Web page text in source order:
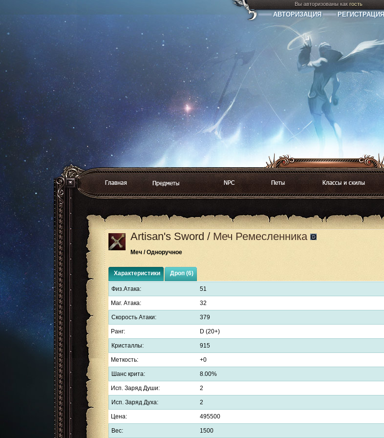
Вы авторизованы как гость
АВТОРИЗАЦИЯ РЕГИСТРАЦИЯ
Artisan's Sword / Меч Ремесленника
Меч / Одноручное
Характеристики Дроп (6)
Физ.Атака: 51
Маг. Атака: 32
Скорость Атаки: 379
Ранг: D (20+)
Кристаллы: 915
Меткость: +0
Шанс крита: 8.00%
Исп. Заряд Души: 2
Исп. Заряд Духа: 2
Цена: 495500
Вес: 1500